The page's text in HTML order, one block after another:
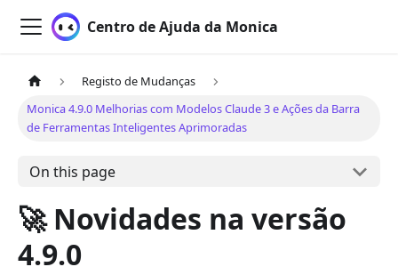
Centro de Ajuda da Monica
Registo de Mudanças
Monica 4.9.0 Melhorias com Modelos Claude 3 e Ações da Barra
de Ferramentas Inteligentes Aprimoradas
On this page
🚀 Novidades na versão
4.9.0